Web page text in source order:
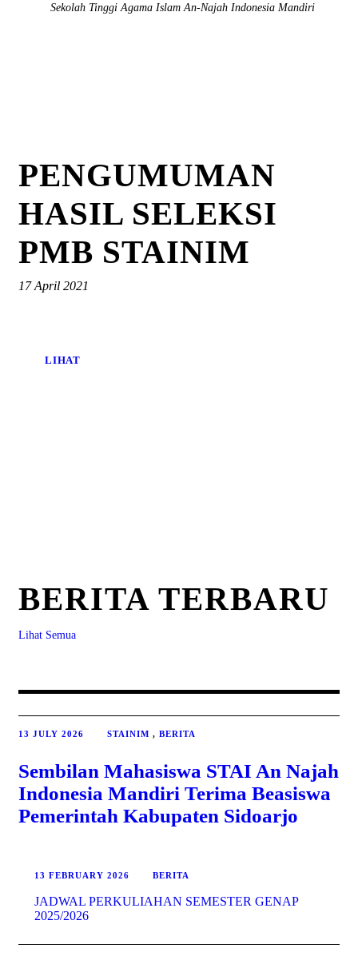
Sekolah Tinggi Agama Islam An-Najah Indonesia Mandiri
PENGUMUMAN
HASIL SELEKSI
PMB STAINIM
17 April 2021
LIHAT
BERITA TERBARU
Lihat Semua
13 JULY 2026 STAINIM , BERITA
Sembilan Mahasiswa STAI An Najah
Indonesia Mandiri Terima Beasiswa
Pemerintah Kabupaten Sidoarjo
13 FEBRUARY 2026 BERITA
JADWAL PERKULIAHAN SEMESTER GENAP
2025/2026